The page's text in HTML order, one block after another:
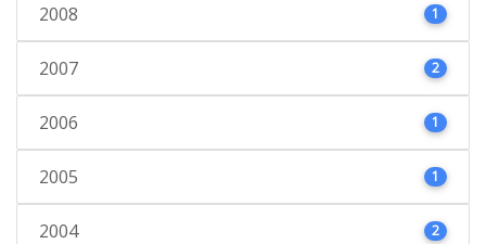
2008 1
2007 2
2006 1
2005 1
2004 2